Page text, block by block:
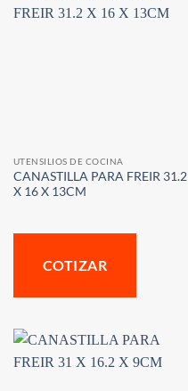
UTENSILIOS DE COCINA
CANASTILLA PARA FREIR 31.2
X 16 X 13CM
COTIZAR